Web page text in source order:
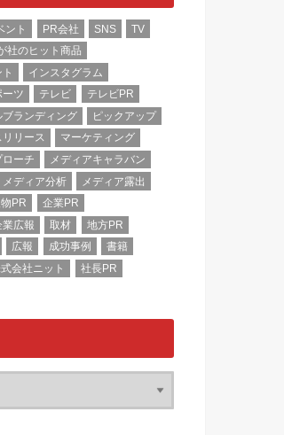
ント PR会社 SNS
TV
社のヒット商品
インスタグラム
ーツ テレビ
テレビPR
ランディング
ピックアップ
リリース
マーケティング
ローチ
メディアキャラバン
メディア分析
メディア露出
物PR
企業PR
業広報 取材
地方PR
広報 成功事例
書籍
会社ニット 社長PR